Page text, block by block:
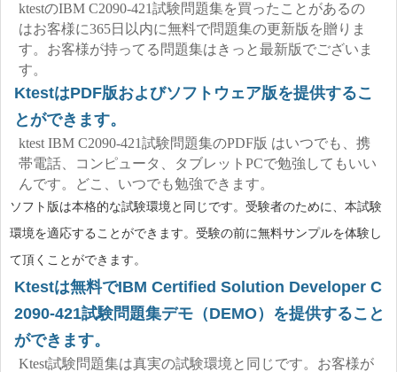
ktestのIBM C2090-421試験問題集を買ったことがあるの
はお客様に365日以内に無料で問題集の更新版を贈りま
す。お客様が持ってる問題集はきっと最新版でございま
す。
KtestはPDF版およびソフトウェア版を提供するこ
とができます。
ktest IBM C2090-421試験問題集のPDF版 はいつでも、携
帯電話、コンピュータ、タブレットPCで勉強してもいい
んです。どこ、いつでも勉強できます。
ソフト版は本格的な試験環境と同じです。受験者のために、本試験
環境を適応することができます。受験の前に無料サンプルを体験し
て頂くことができます。
Ktestは無料でIBM Certified Solution Developer C
2090-421試験問題集デモ（DEMO）を提供すること
ができます。
Ktest試験問題集は真実の試験環境と同じです。お客様が